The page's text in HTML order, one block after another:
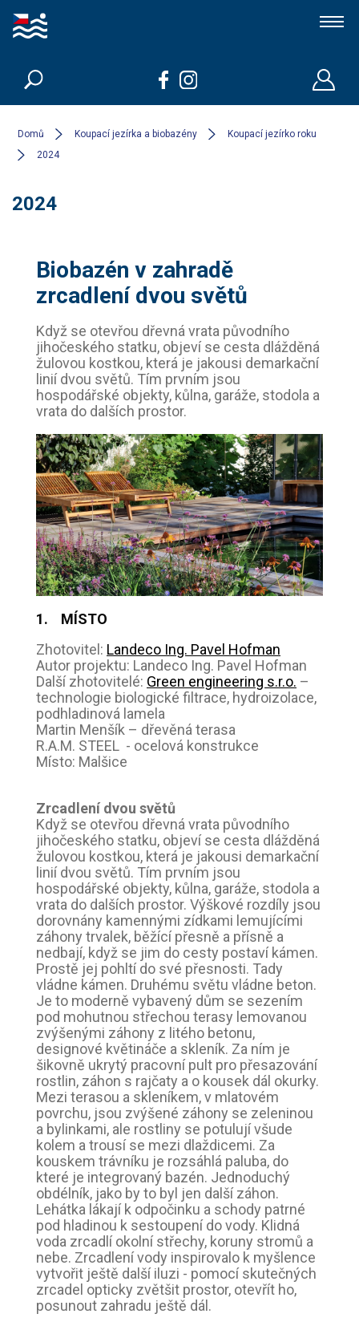
Koupací jezírka a biobazény
Členové
Domů Koupací jezírka a biobazény
Koupací jezírko roku
2024
2024
Biobazén v zahradě
zrcadlení dvou světů
Když se otevřou dřevná vrata původního
jihočeského statku, objeví se cesta dlážděná
žulovou kostkou, která je jakousi demarkační
linií dvou světů. Tím prvním jsou
hospodářské objekty, kůlna, garáže, stodola a
vrata do dalších prostor.
1. MÍSTO
Zhotovitel: Landeco Ing. Pavel Hofman
Autor projektu: Landeco Ing. Pavel Hofman
Další zhotovitelé: Green engineering s.r.o. –
technologie biologické filtrace, hydroizolace,
podhladinová lamela
Martin Menšík – dřevěná terasa
R.A.M. STEEL - ocelová konstrukce
Místo: Malšice
Zrcadlení dvou světů
Když se otevřou dřevná vrata původního
jihočeského statku, objeví se cesta dlážděná
žulovou kostkou, která je jakousi demarkační
linií dvou světů. Tím prvním jsou
hospodářské objekty, kůlna, garáže, stodola a
vrata do dalších prostor. Výškové rozdíly jsou
dorovnány kamennými zídkami lemujícími
záhony trvalek, běžící přesně a přísně a
nedbají, když se jim do cesty postaví kámen.
Prostě jej pohltí do své přesnosti. Tady
vládne kámen. Druhému světu vládne beton.
Je to moderně vybavený dům se sezením
pod mohutnou střechou terasy lemovanou
zvýšenými záhony z litého betonu,
designové květináče a skleník. Za ním je
šikovně ukrytý pracovní pult pro přesazování
rostlin, záhon s rajčaty a o kousek dál okurky.
Mezi terasou a skleníkem, v mlatovém
povrchu, jsou zvýšené záhony se zeleninou
a bylinkami, ale rostliny se potulují všude
kolem a trousí se mezi dlaždicemi. Za
kouskem trávníku je rozsáhlá paluba, do
které je integrovaný bazén. Jednoduchý
obdélník, jako by to byl jen další záhon.
Lehátka lákají k odpočinku a schody patrné
pod hladinou k sestoupení do vody. Klidná
voda zrcadlí okolní střechy, koruny stromů a
nebe. Zrcadlení vody inspirovalo k myšlence
vytvořit ještě další iluzi - pomocí skutečných
zrcadel opticky zvětšit prostor, otevřít ho,
posunout zahradu ještě dál.